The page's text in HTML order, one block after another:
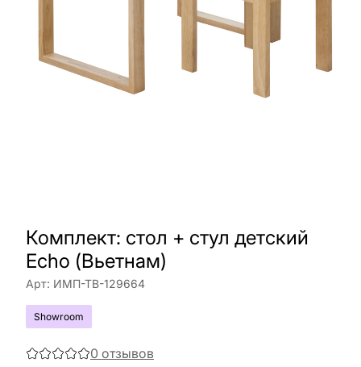
Комплект: стол + стул детский
Echo (Вьетнам)
Арт: ИМП-ТВ-129664
Showroom
0 отзывов